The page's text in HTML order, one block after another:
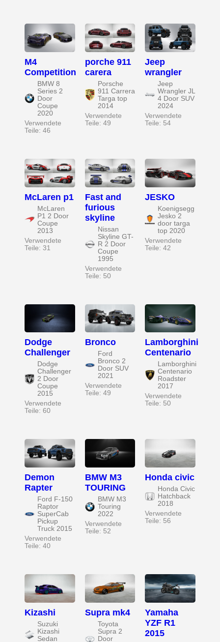
M4
Competition
BMW 8
Series 2
Door
Coupe
2020
Verwendete
Teile: 46
porche 911
carera
Porsche
911 Carrera
Targa top
2014
Verwendete
Teile: 49
Jeep
wrangler
Jeep
Wrangler JL
4 Door SUV
2024
Verwendete
Teile: 54
McLaren p1
McLaren
P1 2 Door
Coupe
2013
Verwendete
Teile: 31
Fast and
furious
skyline
Nissan
Skyline GT-
R 2 Door
Coupe
1995
Verwendete
Teile: 50
JESKO
Koenigsegg
Jesko 2
door targa
top 2020
Verwendete
Teile: 42
Dodge
Challenger
Dodge
Challenger
2 Door
Coupe
2015
Verwendete
Teile: 60
Bronco
Ford
Bronco 2
Door SUV
2021
Verwendete
Teile: 49
Lamborghini
Centenario
Lamborghini
Centenario
Roadster
2017
Verwendete
Teile: 50
Demon
Rapter
Ford F-150
Raptor
SuperCab
Pickup
Truck 2015
Verwendete
Teile: 40
BMW M3
TOURING
BMW M3
Touring
2022
Verwendete
Teile: 52
Honda civic
Honda Civic
Hatchback
2018
Verwendete
Teile: 56
Kizashi
Suzuki
Kizashi
Sedan
Supra mk4
Toyota
Supra 2
Door
Yamaha
YZF R1
2015